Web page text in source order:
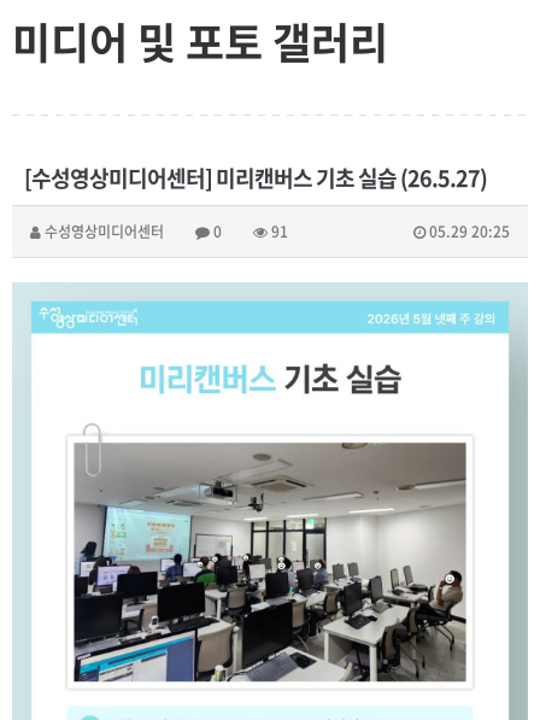
미디어 및 포토 갤러리
[수성영상미디어센터] 미리캔버스 기초 실습 (26.5.27)
수성영상미디어센터 0 91 05.29 20:25